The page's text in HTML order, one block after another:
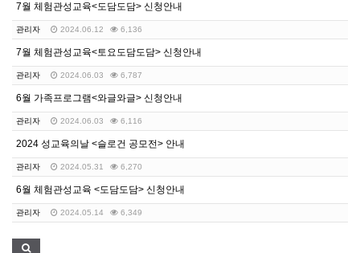
7월 체험관성교육<도담도담> 신청안내
관리자 2024.06.12 6,136
7월 체험관성교육<토요도담도담> 신청안내
관리자 2024.06.03 6,787
6월 가족프로그램<와글와글> 신청안내
관리자 2024.06.03 6,116
2024 성교육의날 <슬로건 공모전> 안내
관리자 2024.05.31 6,270
6월 체험관성교육 <도담도담> 신청안내
관리자 2024.05.14 6,349